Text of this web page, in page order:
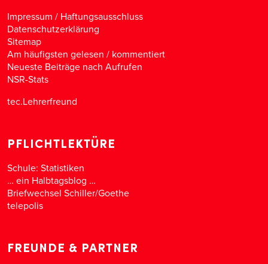
Impressum / Haftungsausschluss
Datenschutzerklärung
Sitemap
Am häufigsten gelesen / kommentiert
Neueste Beiträge nach Aufrufen
NSR-Stats
tec.Lehrerfreund
PFLICHTLEKTÜRE
Schule: Statistiken
… ein Halbtagsblog …
Briefwechsel Schiller/Goethe
telepolis
FREUNDE & PARTNER